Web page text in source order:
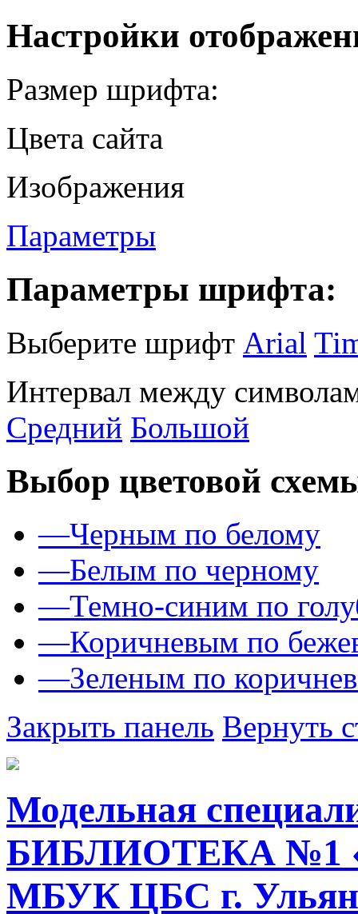
Настройки
Размер шрифта:
Цвета сайта
Изображения
Параметры
Параметры шрифта:
Выберите шрифт Arial
Интервал между
Средний Большой
Выбор цветовой
—Черным по белому
—Белым по черному
—Темно-синим по
—Коричневым по
—Зеленым по
Закрыть панель Вернуть
Модельная
БИБЛИОТЕКА №1
МБУК ЦБС г.